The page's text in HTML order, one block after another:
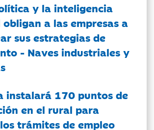
y la inteligencia
a las empresas a
sus estrategias de
- Naves industriales y
instalará 170 puntos de
en el rural para
trámites de empleo